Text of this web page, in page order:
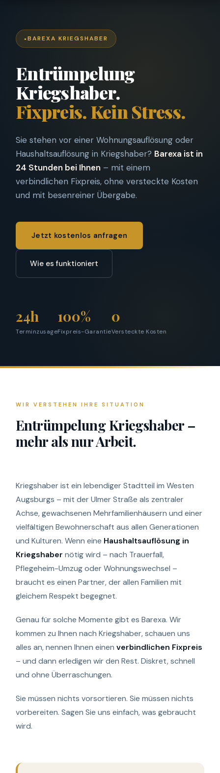
BAREXA KRIEGSHABER
Entrümpelung
Kriegshaber.
Fixpreis. Kein Stress.
Sie stehen vor einer Wohnungsauflösung oder
Haushaltsauflösung in Kriegshaber? Barexa ist in
24 Stunden bei Ihnen – mit einem
verbindlichen Fixpreis, ohne versteckte Kosten
und mit besenreiner Übergabe.
Jetzt kostenlos anfragen
Wie es funktioniert
24h
Terminzusage
100%
Fixpreis-Garantie
0
Versteckte Kosten
WIR VERSTEHEN IHRE SITUATION
Entrümpelung Kriegshaber –
mehr als nur Arbeit.
Kriegshaber ist ein lebendiger Stadtteil im Westen
Augsburgs – mit der Ulmer Straße als zentraler
Achse, gewachsenen Mehrfamilienhäusern und einer
vielfältigen Bewohnerschaft aus allen Generationen
und Kulturen. Wenn eine Haushaltsauflösung in
Kriegshaber nötig wird – nach Trauerfall,
Pflegeheim-Umzug oder Wohnungswechsel –
braucht es einen Partner, der allen Familien mit
gleichem Respekt begegnet.
Genau für solche Momente gibt es Barexa. Wir
kommen zu Ihnen nach Kriegshaber, schauen uns
alles an, nennen Ihnen einen verbindlichen Fixpreis
– und dann erledigen wir den Rest. Diskret, schnell
und ohne Überraschungen.
Sie müssen nichts vorsortieren. Sie müssen nichts
vorbereiten. Sagen Sie uns einfach, was gebraucht
wird.